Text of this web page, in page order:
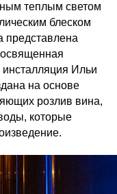
теплым светом
блеском
представлена
Ильи
на основе
розлив вина,
которые